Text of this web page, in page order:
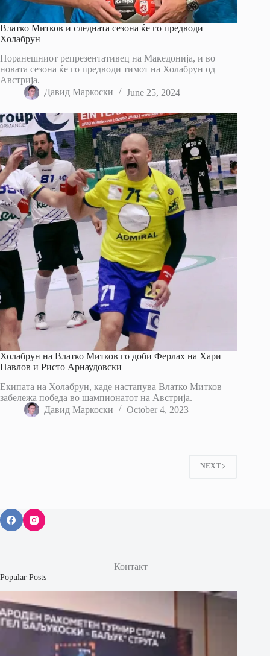
Влатко Митков и следната сезона ќе го предводи
Холабрун
Поранешниот репрезентативец на Македонија, и во
новата сезона ќе го предводи тимот на Холабрун од
Австрија.
Давид Маркоски
June 25, 2024
Холабрун на Влатко Митков го доби Ферлах на Хари
Павлов и Ристо Арнаудовски
Екипата на Холабрун, каде настапува Влатко Митков
забележа победа во шампионатот на Австрија.
Давид Маркоски
October 4, 2023
NEXT
Контакт
Popular Posts